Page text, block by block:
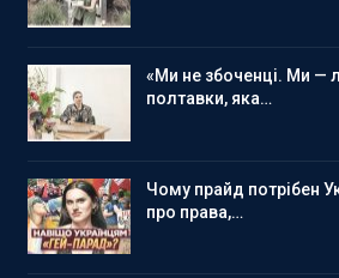
«Ми не збоченці. Ми —
полтавки, яка…
Чому прайд потрібен
про права,…